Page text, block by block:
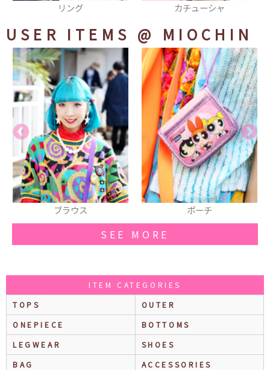
カチューシャ トートバッグ
USER ITEMS @ MIOCHIN
SEE MORE
ITEM CATEGORIES
TOPS
OUTER
ONEPIECE
BOTTOMS
LEGWEAR
SHOES
BAG
ACCESSORIES